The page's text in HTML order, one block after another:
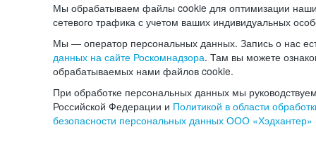
Мы обрабатываем файлы cookie для оптимизации
сетевого трафика с учетом ваших индивидуальных
Мы — оператор персональных данных. Запись о нас
данных на сайте Роскомнадзора. Там вы можете
обрабатываемых нами файлов cookie.
При обработке персональных данных мы
Российской Федерации и Политикой в области
безопасности персональных данных ООО «Хэдхантер»